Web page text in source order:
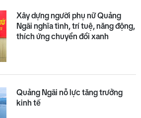
Xây dựng người phụ nữ Quảng
Ngãi nghĩa tình, trí tuệ, năng động,
thích ứng chuyển đổi xanh
Quảng Ngãi nỗ lực tăng trưởng
kinh tế